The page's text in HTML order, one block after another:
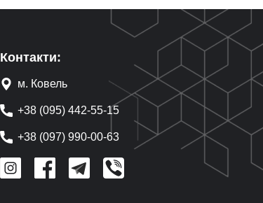
Контакти:
м. Ковель
+38 (095) 442-55-15
+38 (097) 990-00-63